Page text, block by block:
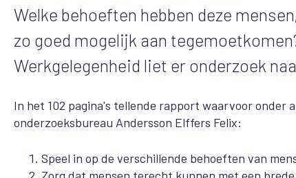
Welke behoeften hebben deze
zo goed mogelijk aan
Werkgelegenheid liet er onderzoek
In het 102 pagina's tellende rapport waarvoor
onderzoeksbureau Andersson Elffers Felix:
Speel in op de verschillende behoeften van